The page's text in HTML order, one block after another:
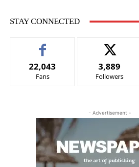
STAY CONNECTED
22,043
Fans
3,889
Followers
- Advertisement -